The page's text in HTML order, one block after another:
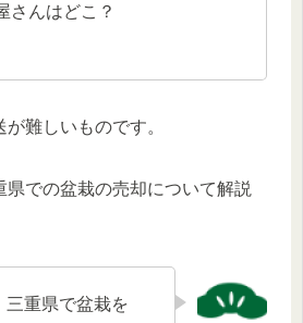
さんはどこ？
難しいものです。
県での盆栽の売却について解説
三重県で盆栽を